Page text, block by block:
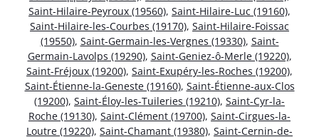
Saint-Hilaire-Peyroux (19560), Saint-Hilaire-Luc (19160),
Saint-Hilaire-les-Courbes (19170), Saint-Hilaire-Foissac
(19550), Saint-Germain-les-Vergnes (19330), Saint-
Germain-Lavolps (19290), Saint-Geniez-ô-Merle (19220),
Saint-Fréjoux (19200), Saint-Exupéry-les-Roches (19200),
Saint-Étienne-la-Geneste (19160), Saint-Étienne-aux-Clos
(19200), Saint-Éloy-les-Tuileries (19210), Saint-Cyr-la-
Roche (19130), Saint-Clément (19700), Saint-Cirgues-la-
Loutre (19220), Saint-Chamant (19380), Saint-Cernin-de-